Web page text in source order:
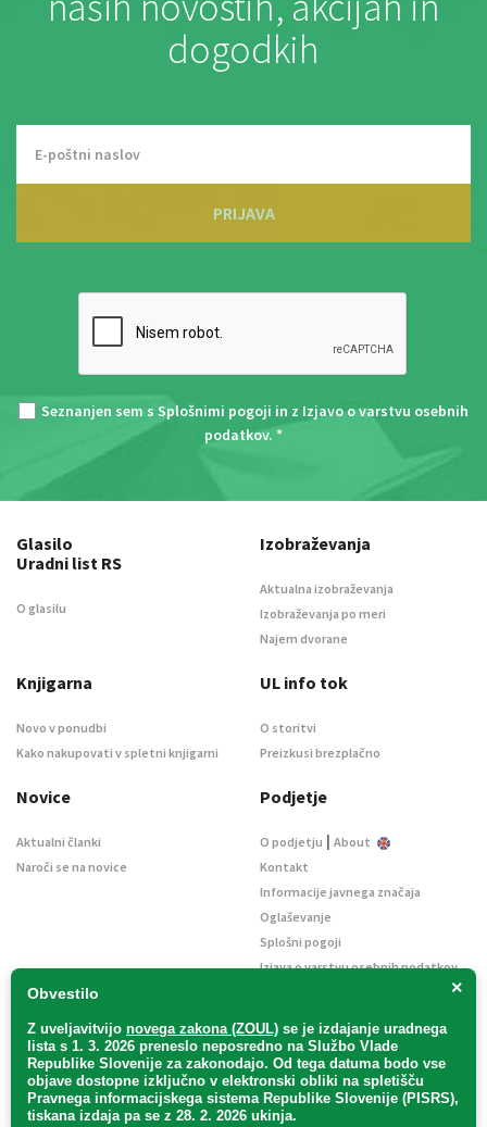
dogodkih
PRIJAVA
Seznanjen sem s Splošnimi pogoji in z Izjavo o varstvu osebnih
podatkov. *
×
Obvestilo
Z uveljavitvijo novega zakona (ZOUL) se je izdajanje uradnega
lista s 1. 3. 2026 preneslo neposredno na Službo Vlade
Republike Slovenije za zakonodajo. Od tega datuma bodo vse
objave dostopne izključno v elektronski obliki na spletišču
Pravnega informacijskega sistema Republike Slovenije (PISRS),
tiskana izdaja pa se z 28. 2. 2026 ukinja.
Glasilo
Uradni list RS
O glasilu
Izobraževanja
Aktualna izobraževanja
Izobraževanja po meri
Najem dvorane
Knjigarna
Novo v ponudbi
Kako nakupovati v spletni knjigarni
UL info tok
O storitvi
Preizkusi brezplačno
Novice
Aktualni članki
Naroči se na novice
Podjetje
O podjetju | About
Kontakt
Informacije javnega značaja
Oglaševanje
Splošni pogoji
Izjava o varstvu osebnih podatkov
Uradni list d. o. o. – v likvidaciji / Vse pravice pridržane.